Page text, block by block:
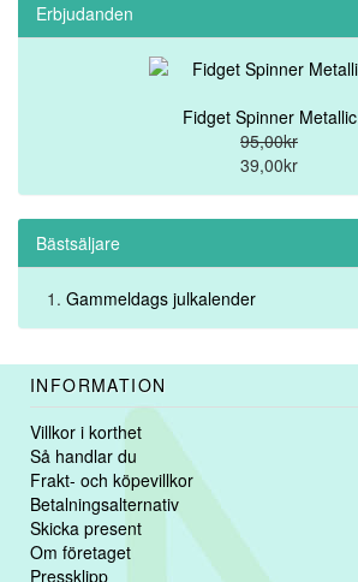
Erbjudanden
Fidget Spinner Metallic
95,00kr
39,00kr
Bästsäljare
Gammeldags julkalender
INFORMATION
Villkor i korthet
Så handlar du
Frakt- och köpevillkor
Betalningsalternativ
Skicka present
Om företaget
Pressklipp